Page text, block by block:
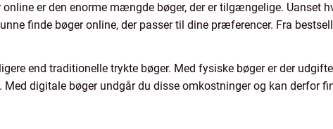
er den enorme mængde bøger, der er tilgængelige. Uanset
finde bøger online, der passer til dine præferencer. Fra
end traditionelle trykte bøger. Med fysiske bøger er der
Med digitale bøger undgår du disse omkostninger og kan derfor